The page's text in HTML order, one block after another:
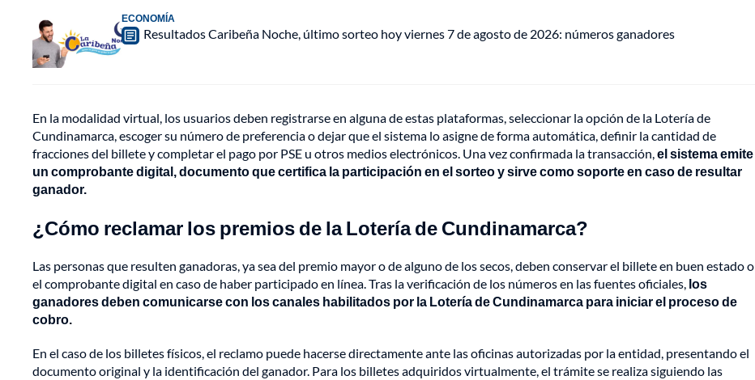
ECONOMÍA
Resultados Caribeña Noche, último sorteo hoy viernes 7 de agosto de 2026: números ganadores
En la modalidad virtual, los usuarios deben registrarse en alguna de estas plataformas, seleccionar la opción de la Lotería de
Cundinamarca, escoger su número de preferencia o dejar que el sistema lo asigne de forma automática, definir la cantidad de
fracciones del billete y completar el pago por PSE u otros medios electrónicos. Una vez confirmada la transacción,el sistema emite
un comprobante digital, documento que certifica la participación en el sorteo y sirve como soporte en caso de resultar
ganador.
¿Cómo reclamar los premios de la Lotería de Cundinamarca?
Las personas que resulten ganadoras, ya sea del premio mayor o de alguno de los secos, deben conservar el billete en buen estado o
el comprobante digital en caso de haber participado en línea. Tras la verificación de los números en las fuentes oficiales, los
ganadores deben comunicarse con los canales habilitados por la Lotería de Cundinamarca para iniciar el proceso de
cobro.
En el caso de los billetes físicos, el reclamo puede hacerse directamente ante las oficinas autorizadas por la entidad, presentando el
documento original y la identificación del ganador. Para los billetes adquiridos virtualmente, el trámite se realiza siguiendo las